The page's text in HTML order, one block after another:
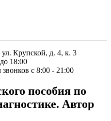
Крупской, д. 4, к. 3
18:00
с 8:00 - 21:00
пособия по
Автор